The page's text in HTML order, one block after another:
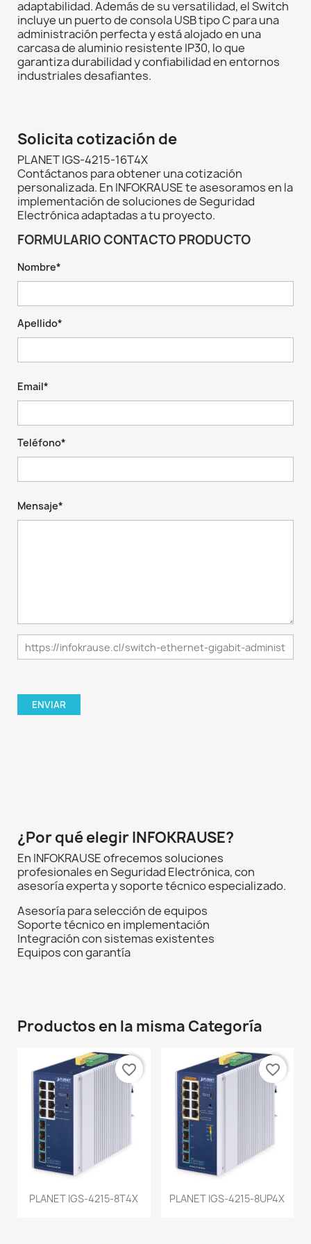
adaptabilidad. Además de su versatilidad, el Switch
incluye un puerto de consola USB tipo C para una
administración perfecta y está alojado en una
carcasa de aluminio resistente IP30, lo que
garantiza durabilidad y confiabilidad en entornos
industriales desafiantes.
Solicita cotización de
PLANET IGS-4215-16T4X
Contáctanos para obtener una cotización
personalizada. En INFOKRAUSE te asesoramos en la
implementación de soluciones de Seguridad
Electrónica adaptadas a tu proyecto.
FORMULARIO CONTACTO PRODUCTO
Nombre*
Apellido*
Email*
Teléfono*
Mensaje*
¿Por qué elegir INFOKRAUSE?
En INFOKRAUSE ofrecemos soluciones
profesionales en Seguridad Electrónica, con
asesoría experta y soporte técnico especializado.
Asesoría para selección de equipos
Soporte técnico en implementación
Integración con sistemas existentes
Equipos con garantía
Productos en la misma Categoría
PLANET IGS-4215-8T4X
favorite_border
PLANET IGS-4215-8UP4X
favorite_border